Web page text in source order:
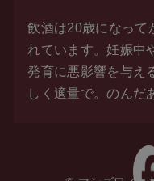
飲酒は20歳になって
れています。妊娠中
発育に悪影響を与え
しく適量で。のんだ